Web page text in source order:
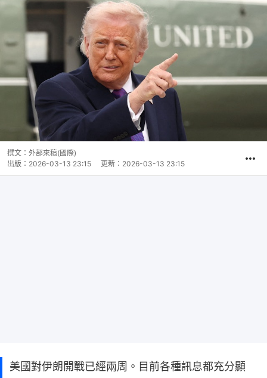
撰文： 外部來稿(國際)
出版： 2026-03-13 23:15 更新： 2026-03-13 23:15
美國對伊朗開戰已經兩周。目前各種訊息都充分顯